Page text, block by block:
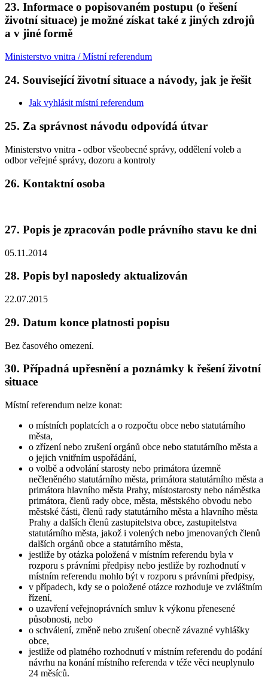
23. Informace o popisovaném postupu (o řešení
životní situace) je možné získat také z jiných zdrojů
a v jiné formě
Ministerstvo vnitra / Místní referendum
24. Související životní situace a návody, jak je řešit
Jak vyhlásit místní referendum
25. Za správnost návodu odpovídá útvar
Ministerstvo vnitra - odbor všeobecné správy, oddělení voleb a
odbor veřejné správy, dozoru a kontroly
26. Kontaktní osoba
27. Popis je zpracován podle právního stavu ke dni
05.11.2014
28. Popis byl naposledy aktualizován
22.07.2015
29. Datum konce platnosti popisu
Bez časového omezení.
30. Případná upřesnění a poznámky k řešení životní
situace
Místní referendum nelze konat:
o místních poplatcích a o rozpočtu obce nebo statutárního
města,
o zřízení nebo zrušení orgánů obce nebo statutárního města a
o jejich vnitřním uspořádání,
o volbě a odvolání starosty nebo primátora územně
nečleněného statutárního města, primátora statutárního města a
primátora hlavního města Prahy, místostarosty nebo náměstka
primátora, členů rady obce, města, městského obvodu nebo
městské části, členů rady statutárního města a hlavního města
Prahy a dalších členů zastupitelstva obce, zastupitelstva
statutárního města, jakož i volených nebo jmenovaných členů
dalších orgánů obce a statutárního města,
jestliže by otázka položená v místním referendu byla v
rozporu s právními předpisy nebo jestliže by rozhodnutí v
místním referendu mohlo být v rozporu s právními předpisy,
v případech, kdy se o položené otázce rozhoduje ve zvláštním
řízení,
o uzavření veřejnoprávních smluv k výkonu přenesené
působnosti, nebo
o schválení, změně nebo zrušení obecně závazné vyhlášky
obce,
jestliže od platného rozhodnutí v místním referendu do podání
návrhu na konání místního referenda v téže věci neuplynulo
24 měsíců.